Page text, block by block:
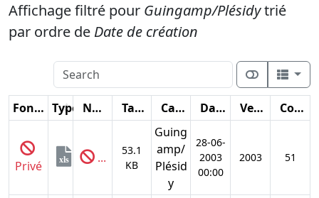
Affichage filtré pour Guingamp/Plésidytrié
par ordre de Date de création
Fonctions Type Nom Taille Catégorie Date Version Compteur
Privé xls ...
53.1
KB
Guing
amp/
Plésid
y
28-06-
2003
00:00
2003 51